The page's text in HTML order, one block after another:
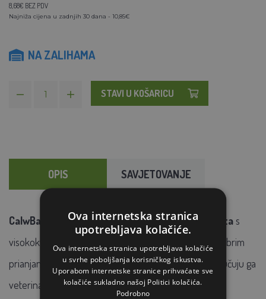
8,68€ BEZ PDV
Najniža cijena u zadnjih 30 dana - 10,85€
NA ZALIHAMA
STAVI U KOŠARICU
OPIS SAVJETOVANJE
CalwBandage dvostrana tekstilna traka za kopitas
visokokvalitetnim ljepilom od prirodne gume s vrlo dobrim
prianjanjem. Dokazano kaozavoj za kopita,preporučuju ga
veterinari.
Ova internetska stranica
upotrebljava kolačiće.
Ova internetska stranica upotrebljava kolačiće
u svrhe poboljšanja korisničkog iskustva.
Uporabom internetske stranice prihvaćate sve
kolačiće sukladno našoj Politici kolačića.
Podrobno